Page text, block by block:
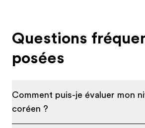
Questions
posées
Comment puis-je évaluer mon
coréen ?